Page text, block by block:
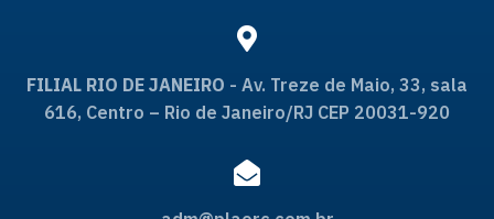
FILIAL RIO DE JANEIRO - Av. Treze de Maio, 33, sala
616, Centro – Rio de Janeiro/RJ CEP 20031-920